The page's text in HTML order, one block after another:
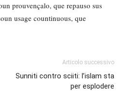
prouvençalo, que repauso sus
usage countinuous, que
Articolo successivo
Sunniti contro sciiti: l’islam sta
per esplodere